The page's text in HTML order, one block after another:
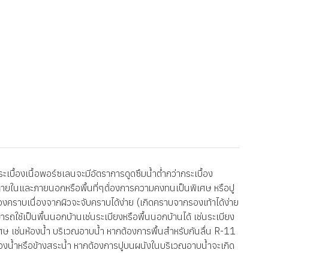
องเนื้อพอร์ซเลนจะมีอัตราการดูดซึมน้ำต่ำกว่ากระเบื้อง
ยในและภายนอกหรือพื้นที่ๆต้่องการความคงทนเป็นพิเศษ หรือปู
าบเนื่องจากผิวจะจับคราบได้ง่าย (เกิดคราบจากรองเท้าได้ง่าย
ถใช้เป็นพื้นนอกบ้านเช่นระเบียงหรือพื้นนอกบ้านได้ เช่นระเบียง
เช่นห้องน้ำ บริเวณอาบน้ำ หากต้องการพื้นสำหรับกันลื่น R-11
น้ำหรือข้างสระน้ำ หากต้องการปูบนผนังในบริเวณอาบน้ำจะเกิด